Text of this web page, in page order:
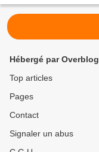
Hébergé par Overblog
Top articles
Pages
Contact
Signaler un abus